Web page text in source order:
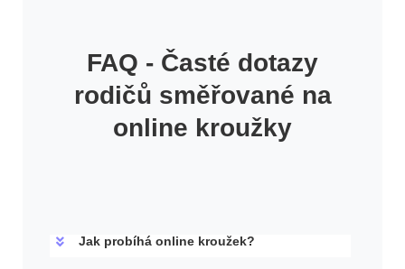
FAQ - Časté dotazy
rodičů směřované na
online kroužky
Jak probíhá online kroužek?